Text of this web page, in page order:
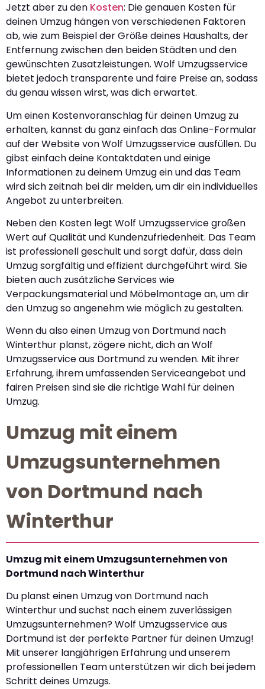
Jetzt aber zu den Kosten: Die genauen Kosten für
deinen Umzug hängen von verschiedenen Faktoren
ab, wie zum Beispiel der Größe deines Haushalts, der
Entfernung zwischen den beiden Städten und den
gewünschten Zusatzleistungen. Wolf Umzugsservice
bietet jedoch transparente und faire Preise an, sodass
du genau wissen wirst, was dich erwartet.
Um einen Kostenvoranschlag für deinen Umzug zu
erhalten, kannst du ganz einfach das Online-Formular
auf der Website von Wolf Umzugsservice ausfüllen. Du
gibst einfach deine Kontaktdaten und einige
Informationen zu deinem Umzug ein und das Team
wird sich zeitnah bei dir melden, um dir ein individuelles
Angebot zu unterbreiten.
Neben den Kosten legt Wolf Umzugsservice großen
Wert auf Qualität und Kundenzufriedenheit. Das Team
ist professionell geschult und sorgt dafür, dass dein
Umzug sorgfältig und effizient durchgeführt wird. Sie
bieten auch zusätzliche Services wie
Verpackungsmaterial und Möbelmontage an, um dir
den Umzug so angenehm wie möglich zu gestalten.
Wenn du also einen Umzug von Dortmund nach
Winterthur planst, zögere nicht, dich an Wolf
Umzugsservice aus Dortmund zu wenden. Mit ihrer
Erfahrung, ihrem umfassenden Serviceangebot und
fairen Preisen sind sie die richtige Wahl für deinen
Umzug.
Umzug mit einem
Umzugsunternehmen
von Dortmund nach
Winterthur
Umzug mit einem Umzugsunternehmen von
Dortmund nach Winterthur
Du planst einen Umzug von Dortmund nach
Winterthur und suchst nach einem zuverlässigen
Umzugsunternehmen? Wolf Umzugsservice aus
Dortmund ist der perfekte Partner für deinen Umzug!
Mit unserer langjährigen Erfahrung und unserem
professionellen Team unterstützen wir dich bei jedem
Schritt deines Umzugs.